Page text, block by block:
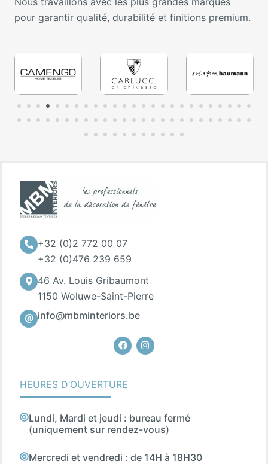
pour garantir qualité, durabilité et finitions premium.
+32 (0)2 772 00 07
+32 (0)476 239 659
46 Av. Louis Gribaumont
1150 Woluwe-Saint-Pierre
info@mbminteriors.be
FacebookInstagram
HEURES D’OUVERTURE
Lundi, Mardi et jeudi : bureau fermé
(uniquement sur rendez-vous)
Mercredi et vendredi : de 14H à 18H30